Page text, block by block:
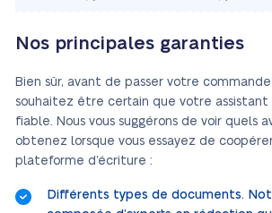
Nos principales garanties
Bien sûr, avant de passer votre
souhaitez être certain que votre assistant
fiable. Nous vous suggérons de voir quels
obtenez lorsque vous essayez de
plateforme d’écriture :
Différents types de documents.